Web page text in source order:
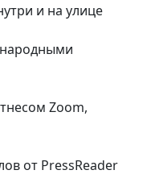
и на улице
Zoom,
от PressReader